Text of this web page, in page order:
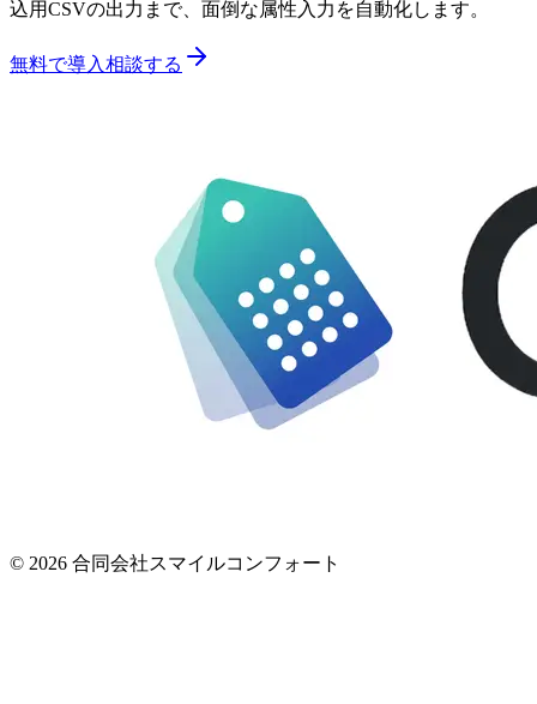
込用CSVの出力まで、面倒な属性入力を自動化します。
無料で導入相談する
© 2026 合同会社スマイルコンフォート